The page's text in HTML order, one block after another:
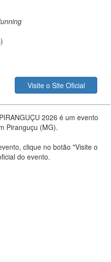
)
Visite o Site Oficial
2026 é um evento
Piranguçu (MG).
clique no botão "Visite o
do evento.